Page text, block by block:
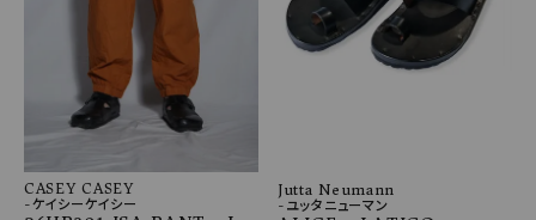
CASEY CASEY
-ケイシーケイシー
Jutta Neumann
-ユッタニューマン